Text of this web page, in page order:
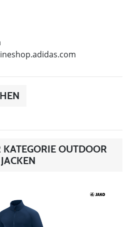
OUTDOOR
JACKEN